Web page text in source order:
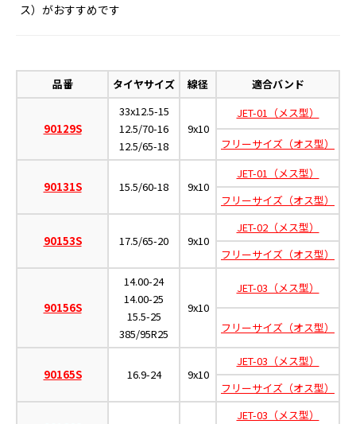
ス）がおすすめです
品番 タイヤサイズ 線径 適合バンド
90129S
33x12.5-15
12.5/70-16
12.5/65-18
9x10
JET-01（メス型）
フリーサイズ（オス型）
90131S 15.5/60-18 9x10
JET-01（メス型）
フリーサイズ（オス型）
90153S 17.5/65-20 9x10
JET-02（メス型）
フリーサイズ（オス型）
90156S
14.00-24
14.00-25
15.5-25
385/95R25
9x10
JET-03（メス型）
フリーサイズ（オス型）
90165S 16.9-24 9x10
JET-03（メス型）
フリーサイズ（オス型）
JET-03（メス型）